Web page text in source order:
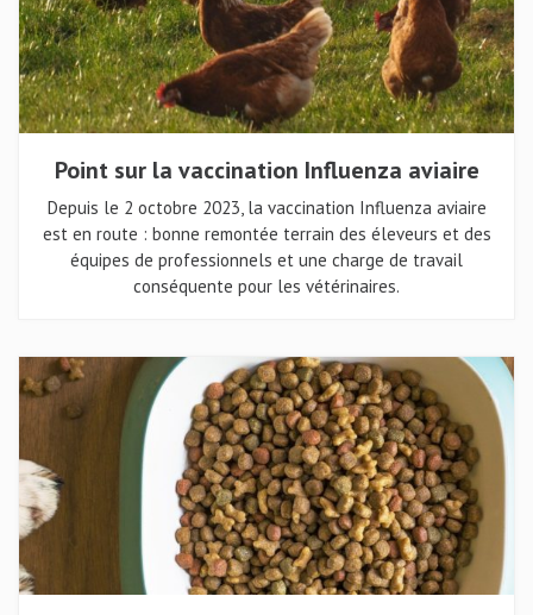
Point sur la vaccination Influenza aviaire
Depuis le 2 octobre 2023, la vaccination Influenza aviaire
est en route : bonne remontée terrain des éleveurs et des
équipes de professionnels et une charge de travail
conséquente pour les vétérinaires.